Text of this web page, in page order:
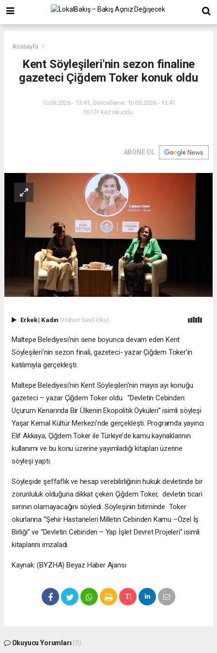
Anasayfa
Kent Söyleşileri'nin sezon finaline
gazeteci Çiğdem Toker konuk oldu
10.05.2026 - 13:41, Güncelleme: 10.05.2026 - 13:41
1617+ kez okundu.
ABONE OL
Erkek| Kadın (Haberi Sesli Oku)
Maltepe Belediyesi’nin sene boyunca devam eden Kent
Söyleşileri’nin sezon finali, gazeteci- yazar Çiğdem Toker’in
katılımıyla gerçekleşti.
Maltepe Belediyesi’nin Kent Söyleşileri’nin mayıs ayı konuğu
gazeteci – yazar Çiğdem Toker oldu. “Devletin Cebinden:
Uçurum Kenarında Bir Ülkenin Ekopolitik Öyküleri” isimli söyleşi
Yaşar Kemal Kültür Merkezi’nde gerçekleşti. Programda yayıncı
Elif Akkaya, Çiğdem Toker ile Türkiye’de kamu kaynaklarının
kullanımı ve bu konu üzerine yayımladığı kitapları üzerine
söyleşi yaptı.
Söyleşide şeffaflık ve hesap verebilirliğinin hukuk devletinde bir
zorunluluk olduğuna dikkat çeken Çiğdem Toker, devletin ticari
sırrının olamayacağını söyledi. Söyleşinin bitiminde Toker
okurlarına “Şehir Hastaneleri Milletin Cebinden Kamu –Özel İş
Birliği” ve “Devletin Cebinden – Yap İşlet Devret Projeleri” isimli
kitaplarını imzaladı.
Kaynak: (BYZHA) Beyaz Haber Ajansı
Okuyucu Yorumları (0)